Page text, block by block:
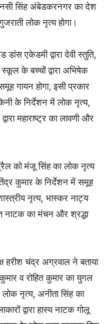
सिंह अंबेडकरनगर का देश
लोक नृत्य होगा।
एकेडमी द्वारा देवी स्तुति,
स्कूल के बच्चों द्वारा अभिषेक
गायन होगा, इसी प्रकार
के निर्देशन में लोक नृत्य,
महाराष्ट्र का लावणी और
को मंजू सिंह का लोक नृत्य
कुमार के निर्देशन में समूह
नृत्य, भास्कर नाट्य
नाटक का मंचन और श्रद्धा
हरीश चंद्र अग्रवाल ने बताया
व रोहित कुमार का युगल
लोक नृत्य, अनीता सिंह का
द्वारा हास्य नाटक गोलू